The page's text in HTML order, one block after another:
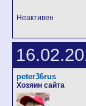
Неактивен
peter36rus
Хозяин сайта